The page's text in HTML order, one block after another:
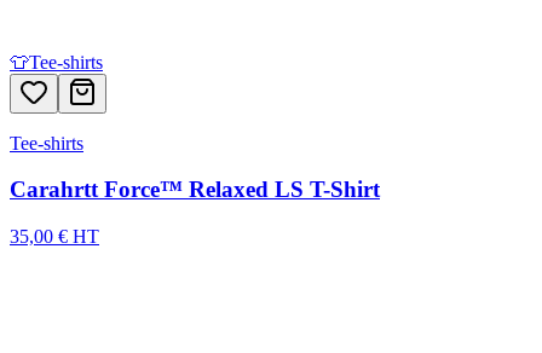
👕Tee-shirts
Tee-shirts
Carahrtt Force™ Relaxed LS T-Shirt
35,00 € HT